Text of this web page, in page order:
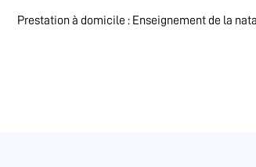
Prestation à domicile : Enseignement de la